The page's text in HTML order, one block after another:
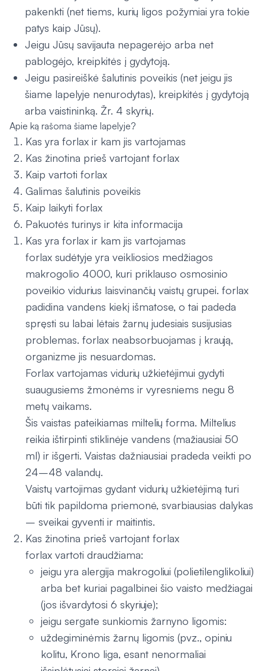
pakenkti (net tiems, kurių ligos požymiai yra tokie
patys kaip Jūsų).
Jeigu Jūsų savijauta nepagerėjo arba net
pablogėjo, kreipkitės į gydytoją.
Jeigu pasireiškė šalutinis poveikis (net jeigu jis
šiame lapelyje nenurodytas), kreipkitės į gydytoją
arba vaistininką. Žr. 4 skyrių.
Apie ką rašoma šiame lapelyje?
Kas yra forlax ir kam jis vartojamas
Kas žinotina prieš vartojant forlax
Kaip vartoti forlax
Galimas šalutinis poveikis
Kaip laikyti forlax
Pakuotės turinys ir kita informacija
Kas yra forlax ir kam jis vartojamas
forlax sudėtyje yra veikliosios medžiagos
makrogolio 4000, kuri priklauso osmosinio
poveikio vidurius laisvinančių vaistų grupei. forlax
padidina vandens kiekį išmatose, o tai padeda
spręsti su labai lėtais žarnų judesiais susijusias
problemas. forlax neabsorbuojamas į kraują,
organizme jis nesuardomas.
Forlax vartojamas vidurių užkietėjimui gydyti
suaugusiems žmonėms ir vyresniems negu 8
metų vaikams.
Šis vaistas pateikiamas miltelių forma. Miltelius
reikia ištirpinti stiklinėje vandens (mažiausiai 50
ml) ir išgerti. Vaistas dažniausiai pradeda veikti po
24–48 valandų.
Vaistų vartojimas gydant vidurių užkietėjimą turi
būti tik papildoma priemonė, svarbiausias dalykas
– sveikai gyventi ir maitintis.
Kas žinotina prieš vartojant forlax
forlax vartoti draudžiama:
jeigu yra alergija makrogoliui (polietilenglikoliui)
arba bet kuriai pagalbinei šio vaisto medžiagai
(jos išvardytosi 6 skyriuje);
jeigu sergate sunkiomis žarnyno ligomis:
uždegiminėmis žarnų ligomis (pvz., opiniu
kolitu, Krono liga, esant nenormaliai